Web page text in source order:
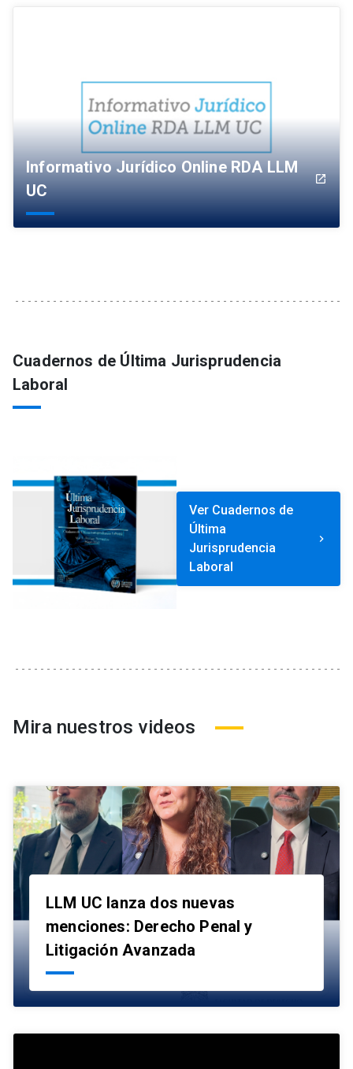
Informativo Jurídico Online RDA LLM
UC
launch
Cuadernos de Última Jurisprudencia
Laboral
Ver Cuadernos de
Última
Jurisprudencia
Laboral
keyboard_arrow_right
Mira nuestros videos
LLM UC lanza dos nuevas
menciones: Derecho Penal y
Litigación Avanzada